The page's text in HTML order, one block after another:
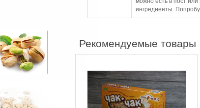
ингредиенты.
Рекомендуемые товары